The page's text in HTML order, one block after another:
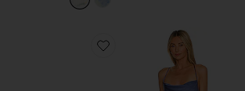
Favorite GAIA 원피스